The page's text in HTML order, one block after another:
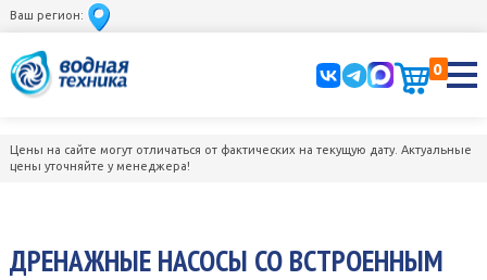
Ваш регион:
0
Цены на сайте могут отличаться от фактических на текущую дату. Актуальные
цены уточняйте у менеджера!
ДРЕНАЖНЫЕ НАСОСЫ СО ВСТРОЕННЫМ